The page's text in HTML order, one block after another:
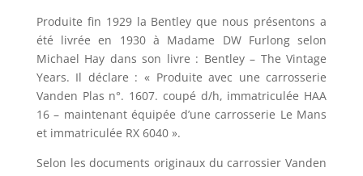
Produite fin 1929 la Bentley que nous présentons a
été livrée en 1930 à Madame DW Furlong selon
Michael Hay dans son livre : Bentley – The Vintage
Years. Il déclare : « Produite avec une carrosserie
Vanden Plas n°. 1607. coupé d/h, immatriculée HAA
16 – maintenant équipée d’une carrosserie Le Mans
et immatriculée RX 6040 ».
Selon les documents originaux du carrossier Vanden